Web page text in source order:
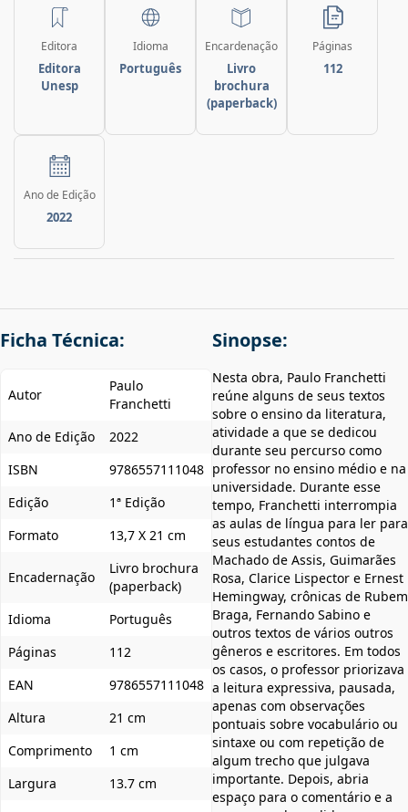
Editora
Editora
Unesp
Idioma
Português
Encardenação
Livro
brochura
(paperback)
Páginas
112
Ano de Edição
2022
Ficha Técnica:
Autor
Paulo
Franchetti
Ano de Edição
2022
ISBN
9786557111048
Edição
1ª Edição
Formato
13,7 X 21 cm
Encadernação
Livro brochura
(paperback)
Idioma
Português
Páginas
112
EAN
9786557111048
Altura
21 cm
Comprimento
1 cm
Largura
13.7 cm
Sinopse:
Nesta obra, Paulo Franchetti
reúne alguns de seus textos
sobre o ensino da literatura,
atividade a que se dedicou
durante seu percurso como
professor no ensino médio e na
universidade. Durante esse
tempo, Franchetti interrompia
as aulas de língua para ler para
seus estudantes contos de
Machado de Assis, Guimarães
Rosa, Clarice Lispector e Ernest
Hemingway, crônicas de Rubem
Braga, Fernando Sabino e
outros textos de vários outros
gêneros e escritores. Em todos
os casos, o professor priorizava
a leitura expressiva, pausada,
apenas com observações
pontuais sobre vocabulário ou
sintaxe ou com repetição de
algum trecho que julgava
importante. Depois, abria
espaço para o comentário e a